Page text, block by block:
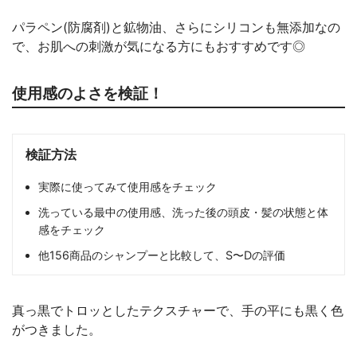
パラペン(防腐剤)と鉱物油、さらにシリコンも無添加なの
で、お肌への刺激が気になる方にもおすすめです◎
使用感のよさを検証！
検証方法
実際に使ってみて使用感をチェック
洗っている最中の使用感、洗った後の頭皮・髪の状態と体
感をチェック
他156商品のシャンプーと比較して、S〜Dの評価
真っ黒でトロッとしたテクスチャーで、手の平にも黒く色
がつきました。